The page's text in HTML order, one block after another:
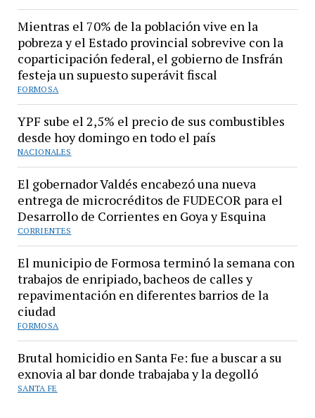
Mientras el 70% de la población vive en la
pobreza y el Estado provincial sobrevive con la
coparticipación federal, el gobierno de Insfrán
festeja un supuesto superávit fiscal
FORMOSA
YPF sube el 2,5% el precio de sus combustibles
desde hoy domingo en todo el país
NACIONALES
El gobernador Valdés encabezó una nueva
entrega de microcréditos de FUDECOR para el
Desarrollo de Corrientes en Goya y Esquina
CORRIENTES
El municipio de Formosa terminó la semana con
trabajos de enripiado, bacheos de calles y
repavimentación en diferentes barrios de la
ciudad
FORMOSA
Brutal homicidio en Santa Fe: fue a buscar a su
exnovia al bar donde trabajaba y la degolló
SANTA FE